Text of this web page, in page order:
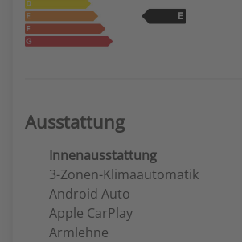
Ausstattung
Innenausstattung
3-Zonen-Klimaautomatik
Android Auto
Apple CarPlay
Armlehne